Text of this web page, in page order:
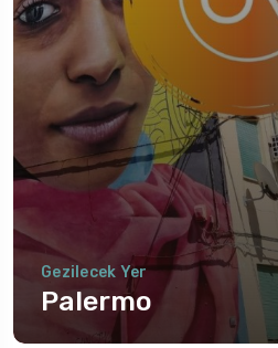
Gezilecek Yer
Palermo